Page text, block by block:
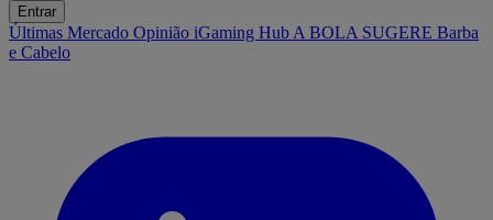
Entrar
Últimas Mercado Opinião iGaming Hub A BOLA SUGERE Barba
e Cabelo